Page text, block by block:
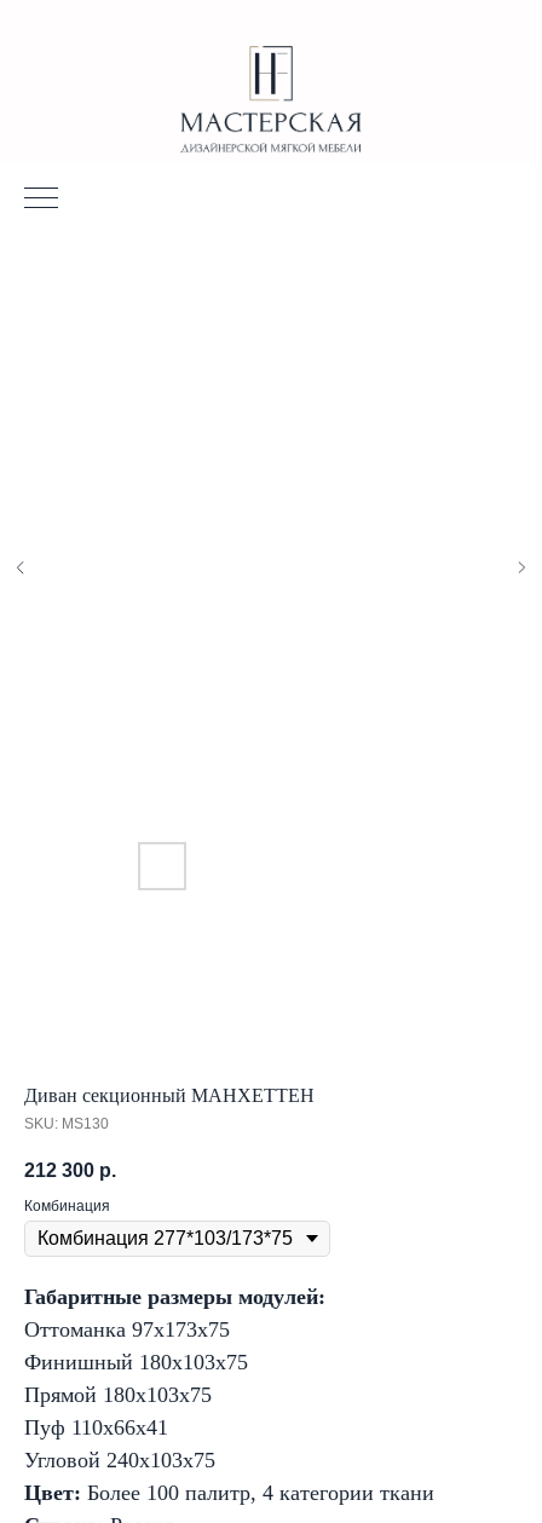
Диван секционный МАНХЕТТЕН
SKU: MS130
212 300 р.
Комбинация
Габаритные размеры модулей:
Оттоманка 97x173x75
Финишный 180x103x75
Прямой 180x103x75
Пуф 110х66х41
Угловой 240x103x75
Цвет: Более 100 палитр, 4 категории ткани